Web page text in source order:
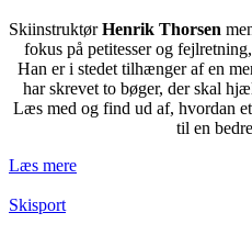
SkiinstruktørHenrik Thorsen
fokus på petitesser og
Han er i stedet tilhænger af en
har skrevet to bøger, der skal
Læs med og find ud af, hvordan
til en
Læs mere
Skisport